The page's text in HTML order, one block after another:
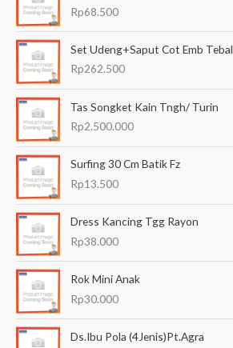
u
Rp68.500
Set Udeng+Saput Cot Emb Tebal
Rp262.500
Tas Songket Kain Tngh/ Turin
Rp2.500.000
Surfing 30 Cm Batik Fz
Rp13.500
Dress Kancing Tgg Rayon
Rp38.000
Rok Mini Anak
Rp30.000
Ds.Ibu Pola (4Jenis)Pt.Agra